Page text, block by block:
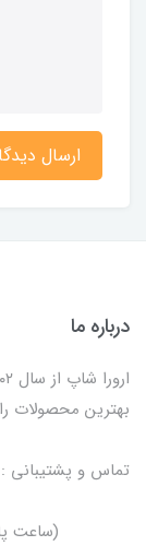
ارسال
درباره ما
بهترین محصولات
تماس و پشتیبانی : ۰۹۱۰۷۵۲۰۷۳۱
(ساعت پاسخگویی